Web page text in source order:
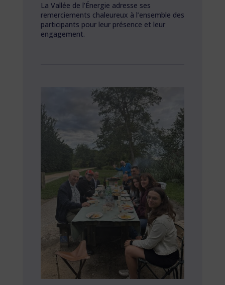
La Vallée de l’Énergie adresse ses
remerciements chaleureux à l’ensemble des
participants pour leur présence et leur
engagement.